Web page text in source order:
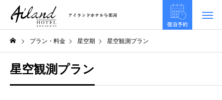
プラン・料金 星空期 星空観測プラン
星空観測プラン